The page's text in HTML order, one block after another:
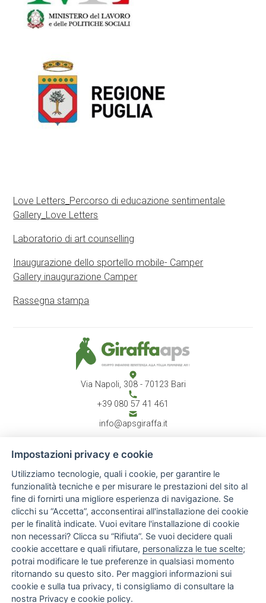
Love Letters_Percorso di educazione sentimentale
Gallery_Love Letters
Laboratorio di art counselling
Inaugurazione dello sportello mobile- Camper
Gallery inaugurazione Camper
Rassegna stampa
Via Napoli, 308 - 70123 Bari
+39 080 57 41 461
info@apsgiraffa.it
CHI SIAMO
Associazione
Atto costitutivo
Report annuale
Staff
ATTIVITÀ
News & Eventi
Progetti
Rassegna stampa
Gallery
INFO UTILI
Normative & Documenti
Donazioni
Impostazioni privacy e cookie
Utilizziamo tecnologie, quali i cookie, per garantire le
funzionalità tecniche e per misurare le prestazioni del sito al
fine di fornirti una migliore esperienza di navigazione. Se
clicchi su “Accetta”, acconsentirai all'installazione dei cookie
per le finalità indicate. Vuoi evitare l'installazione di cookie
non necessari? Clicca su “Rifiuta”. Se vuoi decidere quali
cookie accettare e quali rifiutare, personalizza le tue scelte;
potrai modificare le tue preferenze in qualsiasi momento
ritornando su questo sito. Per maggiori informazioni sui
cookie e sulla tua privacy, ti consigliamo di consultare la
nostra Privacy e cookie policy.